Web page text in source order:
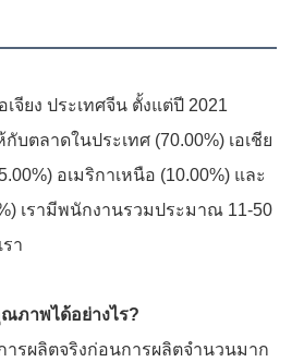
บตลาดในประเทศ (70.00%) เอเชีย
อเมริกาเหนือ (10.00%) และ
เรามีพนักงานรวมประมาณ 11-50
า
ภาพได้อย่างไร?
ารผลิตจริงก่อนการผลิตจำนวนมาก